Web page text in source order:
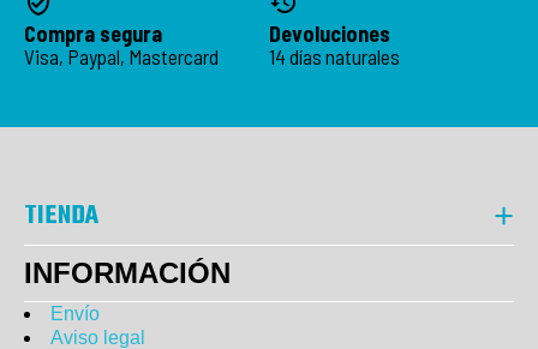
Compra segura
Visa, Paypal, Mastercard
Devoluciones
14 días naturales
TIENDA
INFORMACIÓN
Envío
Aviso legal